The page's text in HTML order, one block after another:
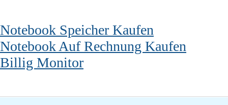
Notebook Speicher Kaufen
Notebook Auf Rechnung Kaufen
Billig Monitor